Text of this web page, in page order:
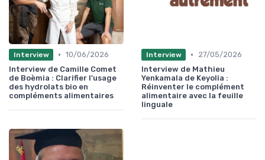
Interview • 10/06/2026
Interview de Camille Comet
de Boèmia : Clarifier l’usage
des hydrolats bio en
compléments alimentaires
Interview •
27/05/2026
Interview de Mathieu
Yenkamala de Keyolia :
Réinventer le complément
alimentaire avec la feuille
linguale